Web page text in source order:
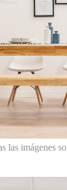
las imágenes